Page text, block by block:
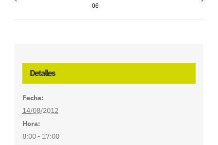
06
Detalles
Fecha:
14/08/2012
Hora:
8:00 - 17:00